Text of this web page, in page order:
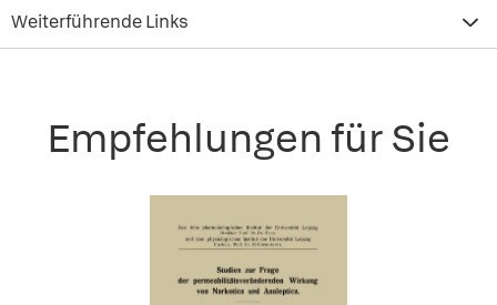
Weiterführende Links
Empfehlungen für Sie